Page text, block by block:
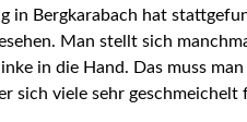
in Bergkarabach hat
Man stellt sich
in die Hand. Das muss
sich viele sehr geschmeichelt